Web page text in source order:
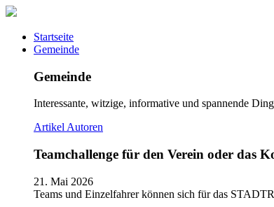
Startseite
Gemeinde
Gemeinde
Interessante, witzige, informative und spannende
ArtikelAutoren
Teamchallenge für den Verein oder das
21. Mai 2026
Teams und Einzelfahrer können sich für das